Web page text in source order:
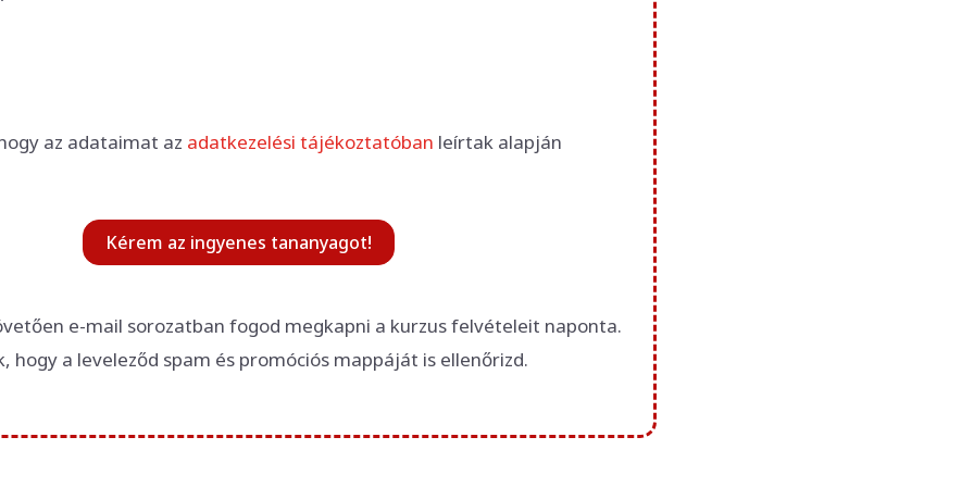
az adataimat az adatkezelési tájékoztatóban leírtak alapján
Kérem az ingyenes tananyagot!
e-mail sorozatban fogod megkapni a kurzus felvételeit naponta.
hogy a leveleződ spam és promóciós mappáját is ellenőrizd.